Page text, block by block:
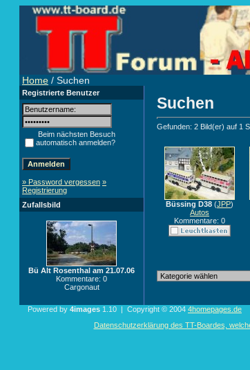
Home / Suchen
Registrierte Benutzer
Beim nächsten Besuch
automatisch anmelden?
» Password vergessen »
Registrierung
Zufallsbild
Bü Alt Rosenthal am 21.07.06
Kommentare: 0
Cargonaut
Suchen
Gefunden: 2 Bild(er) auf 1
Büssing D38 (JPP)
Autos
Kommentare: 0
Powered by 4images 1.10 | Copyright © 2004 4homepages.de
Datenschutzerklärung des TT-Boardes,